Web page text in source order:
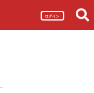
ログイン